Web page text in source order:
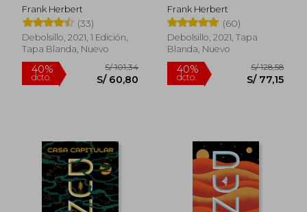
55%
dcto.
51%
dcto.
Frank Herbert
(33)
Debolsillo, 2021, 1 Edición,
Tapa Blanda, Nuevo
Frank Herbert
(60)
Debolsillo, 2021, Tapa
Blanda, Nuevo